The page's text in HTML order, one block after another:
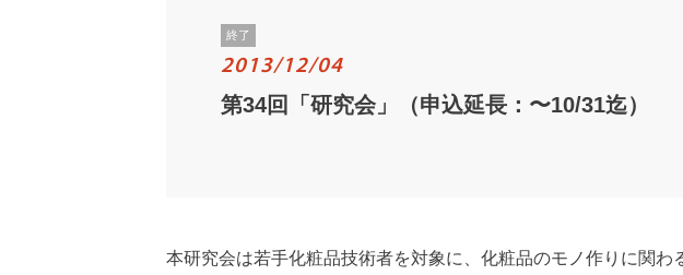
終了
2013/12/04
第34回「研究会」（申込延長：〜10/31迄）
本研究会は若手化粧品技術者を対象に、化粧品のモノ作りに関